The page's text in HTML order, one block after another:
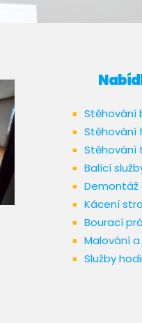
Stěhování
Stěhování
Stěhování
Balící
Demontáž
Kácení
Bourací
Malování a
Služby